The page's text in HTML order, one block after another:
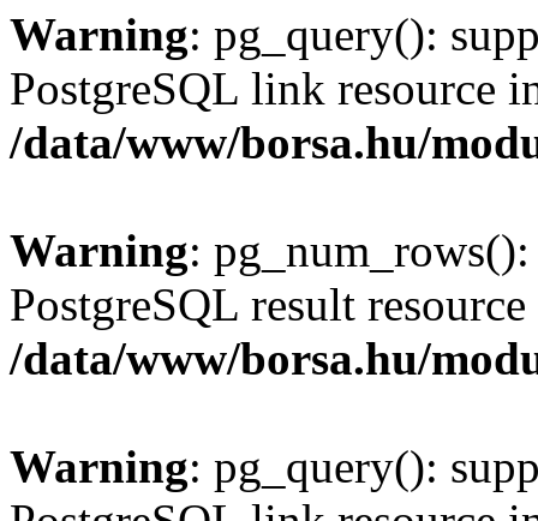
Warning: pg_query():
PostgreSQL link resource
/data/www/borsa.hu/
Warning:
PostgreSQL result
/data/www/borsa.hu/
Warning: pg_query():